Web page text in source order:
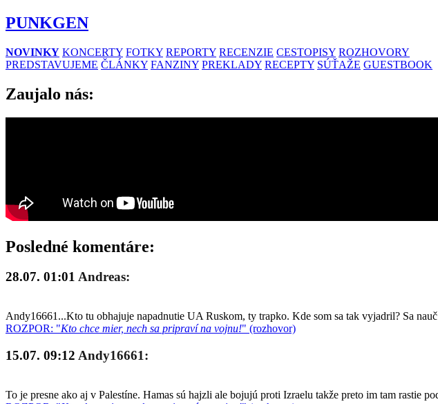
PUNKGEN
NOVINKY KONCERTY FOTKY REPORTY RECENZIE CESTOPISY ROZHOVORY
PREDSTAVUJEME ČLÁNKY FANZINY PREKLADY RECEPTY SÚŤAŽE GUESTBOOK
Zaujalo nás:
Posledné komentáre:
28.07. 01:01 Andreas:
Andy16661...Kto tu obhajuje napadnutie UA Ruskom, ty trapko. Kde som sa tak vyjadril? Sa
ROZPOR: "Kto chce mier, nech sa pripraví na vojnu!" (rozhovor)
15.07. 09:12 Andy16661:
To je presne ako aj v Palestíne. Hamas sú hajzli ale bojujú proti Izraelu takže preto im tam